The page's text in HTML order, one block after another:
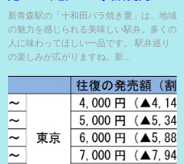
気軽に駅弁で買える??
新青森駅の「十和田バラ焼き重」は、地域
の魅力を感じられる美味しい駅弁。多くの
人に味わってほしい一品です。 駅弁巡り
の楽しみが広がりますね。新...